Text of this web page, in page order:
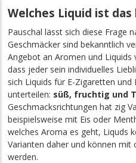
Welches Liquid ist das
Pauschal lässt sich diese Frage
Geschmäcker sind bekanntlich
Angebot an Aromen und
dass jeder sein individuelles
sich Liquids für E-Zigaretten und
unterteilen: süß, fruchtig und
Geschmacksrichtungen hat zig
beispielsweise mit Eis oder
welches Aroma es geht, Liquds
Varianten daher und können
werden.